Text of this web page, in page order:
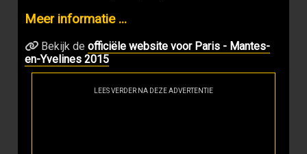
Meer informatie ...
Bekijk de officiële website voor Paris - Mantes-
en-Yvelines 2015
LEES VERDER NA DEZE ADVERTENTIE